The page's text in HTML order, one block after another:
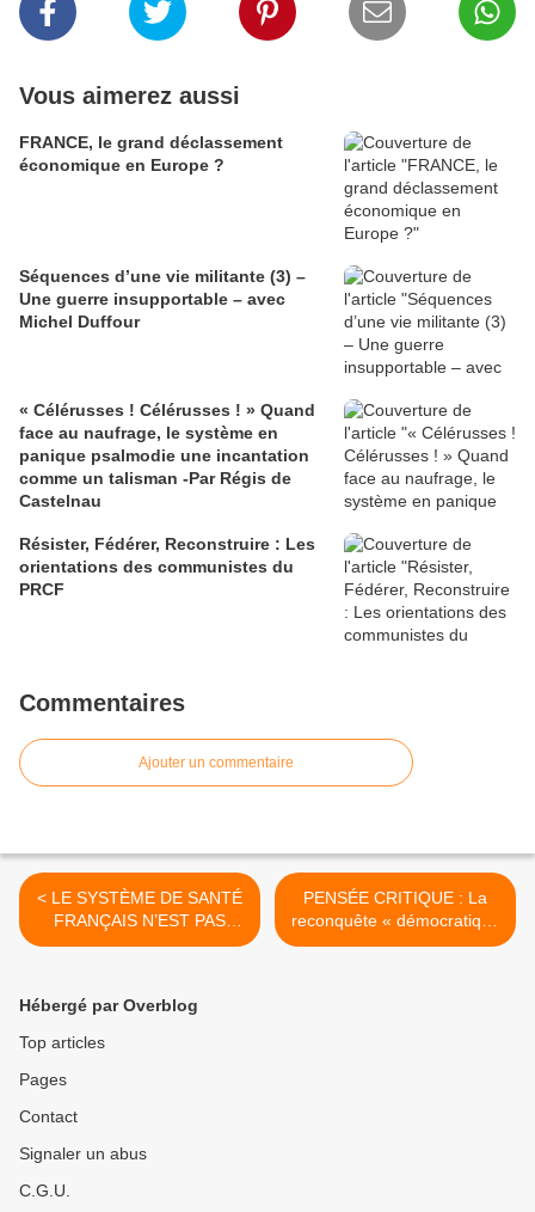
Vous aimerez aussi
FRANCE, le grand déclassement
économique en Europe ?
Séquences d’une vie militante (3) –
Une guerre insupportable – avec
Michel Duffour
« Célérusses ! Célérusses ! » Quand
face au naufrage, le système en
panique psalmodie une incantation
comme un talisman -Par Régis de
Castelnau
Résister, Fédérer, Reconstruire : Les
orientations des communistes du
PRCF
Commentaires
Ajouter un commentaire
< LE SYSTÈME DE SANTÉ
FRANÇAIS N’EST PAS
EXCEPTIONNELLEMENT
Prudhomme
PENSÉE CRITIQUE : La
reconquête « démocratique
» de l’Amérique latine >
Hébergé par Overblog
Top articles
Pages
Contact
Signaler un abus
C.G.U.